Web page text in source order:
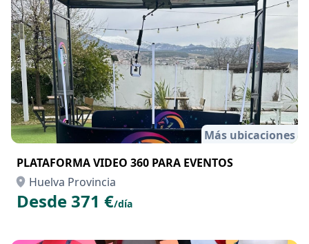
Más ubicaciones
PLATAFORMA VIDEO 360 PARA EVENTOS
Huelva Provincia
Desde 371 €/día